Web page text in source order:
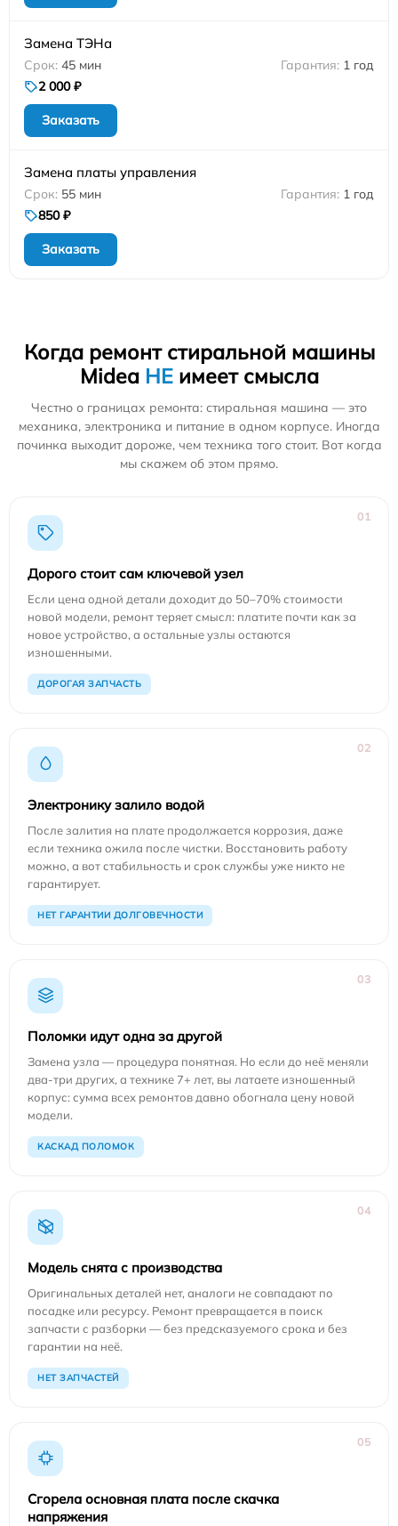
Замена ТЭНа
45 мин
1 год
2 000 ₽
Заказать
Замена платы управления
55 мин
1 год
850 ₽
Заказать
Когда ремонт стиральной машины
Midea НЕимеет смысла
Честно о границах ремонта: стиральная машина — это
механика, электроника и питание в одном корпусе. Иногда
починка выходит дороже, чем техника того стоит. Вот когда
мы скажем об этом прямо.
01
Дорого стоит сам ключевой узел
Если цена одной детали доходит до 50–70% стоимости
новой модели, ремонт теряет смысл: платите почти как за
новое устройство, а остальные узлы остаются
изношенными.
ДОРОГАЯ ЗАПЧАСТЬ
02
Электронику залило водой
После залития на плате продолжается коррозия, даже
если техника ожила после чистки. Восстановить работу
можно, а вот стабильность и срок службы уже никто не
гарантирует.
НЕТ ГАРАНТИИ ДОЛГОВЕЧНОСТИ
03
Поломки идут одна за другой
Замена узла — процедура понятная. Но если до неё меняли
два-три других, а технике 7+ лет, вы латаете изношенный
корпус: сумма всех ремонтов давно обогнала цену новой
модели.
КАСКАД ПОЛОМОК
04
Модель снята с производства
Оригинальных деталей нет, аналоги не совпадают по
посадке или ресурсу. Ремонт превращается в поиск
запчасти с разборки — без предсказуемого срока и без
гарантии на неё.
НЕТ ЗАПЧАСТЕЙ
05
Сгорела основная плата после скачка
напряжения